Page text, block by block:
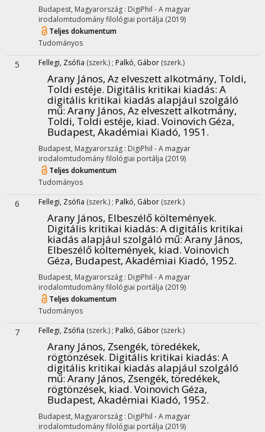
Budapest, Magyarország : DigiPhil - A magyar
irodalomtudomány filológiai portálja (2019)
Teljes dokumentum
Tudományos
5 Fellegi, Zsófia (szerk.) ; Palkó, Gábor (szerk.)
Arany János, Az elveszett alkotmány, Toldi,
Toldi estéje. Digitális kritikai kiadás: A
digitális kritikai kiadás alapjául szolgáló
mű: Arany János, Az elveszett alkotmány,
Toldi, Toldi estéje, kiad. Voinovich Géza,
Budapest, Akadémiai Kiadó, 1951.
Budapest, Magyarország : DigiPhil - A magyar
irodalomtudomány filológiai portálja (2019)
Teljes dokumentum
Tudományos
6 Fellegi, Zsófia (szerk.) ; Palkó, Gábor (szerk.)
Arany János, Elbeszélő költemények.
Digitális kritikai kiadás: A digitális kritikai
kiadás alapjául szolgáló mű: Arany János,
Elbeszélő költemények, kiad. Voinovich
Géza, Budapest, Akadémiai Kiadó, 1952.
Budapest, Magyarország : DigiPhil - A magyar
irodalomtudomány filológiai portálja (2019)
Teljes dokumentum
Tudományos
7 Fellegi, Zsófia (szerk.) ; Palkó, Gábor (szerk.)
Arany János, Zsengék, töredékek,
rögtönzések. Digitális kritikai kiadás: A
digitális kritikai kiadás alapjául szolgáló
mű: Arany János, Zsengék, töredékek,
rögtönzések, kiad. Voinovich Géza,
Budapest, Akadémiai Kiadó, 1952.
Budapest, Magyarország : DigiPhil - A magyar
irodalomtudomány filológiai portálja (2019)